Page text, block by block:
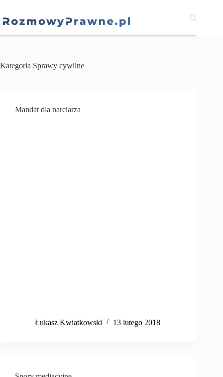
treści
Kategoria Sprawy cywilne
Mandat dla narciarza
​Łukasz Kwiatkowski 13 lutego 2018